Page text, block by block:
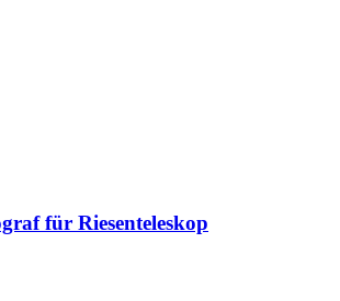
für Riesenteleskop